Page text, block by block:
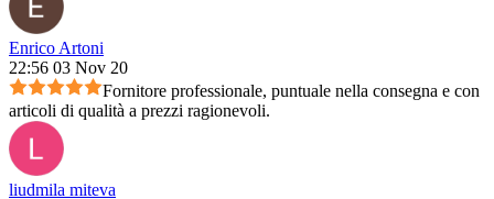
Enrico Artoni
22:56 03 Nov 20
Fornitore professionale, puntuale nella consegna e con
articoli di qualità a prezzi ragionevoli.
liudmila miteva